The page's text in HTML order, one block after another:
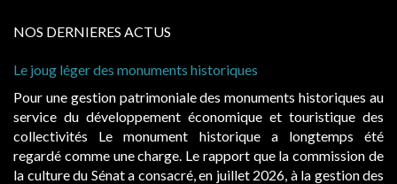
NOS DERNIERES ACTUS
historiques au
et touristique des
a longtemps été
que la commission de
2026, à la gestion des
Cabines de plage : le juge admet des
Evocatrices des bains de mer, les
également un beau sujet domanial.
public, elles donnent lieu au
d’occupation. Saisies par des